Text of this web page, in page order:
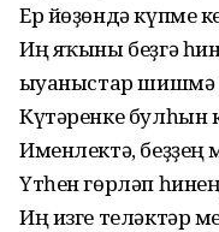
Ер йөҙөндә күпме
Иң яҡыны беҙгә һин
Ҡыуаныстар
Күтәренке булһын
Именлектә, беҙҙең
Үтһен гөрләп
Иң изге теләктәр